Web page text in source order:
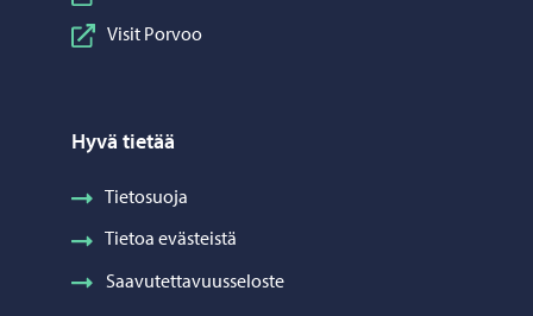
Visit Porvoo
Hyvä tietää
Tietosuoja
Tietoa evästeistä
Saavutettavuusseloste